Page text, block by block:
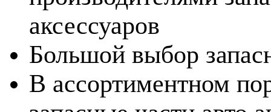
аксессуаров
Большой выбор
В ассортиментном